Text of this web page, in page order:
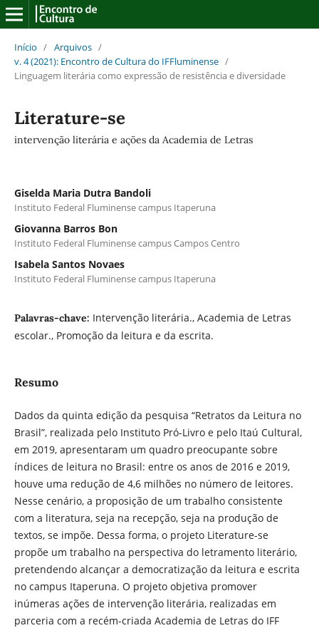
Início / Arquivos /
v. 4 (2021): Encontro de Cultura do IFFluminense /
Linguagem literária como expressão de resistência e diversidade
Literature-se
intervenção literária e ações da Academia de Letras
Giselda Maria Dutra Bandoli
Instituto Federal Fluminense campus Itaperuna
Giovanna Barros Bon
Instituto Federal Fluminense campus Campos Centro
Isabela Santos Novaes
Instituto Federal Fluminense campus Itaperuna
Palavras-chave: Intervenção literária., Academia de Letras
escolar., Promoção da leitura e da escrita.
Resumo
Dados da quinta edição da pesquisa “Retratos da Leitura no
Brasil”, realizada pelo Instituto Pró-Livro e pelo Itaú Cultural,
em 2019, apresentaram um quadro preocupante sobre
índices de leitura no Brasil: entre os anos de 2016 e 2019,
houve uma redução de 4,6 milhões no número de leitores.
Nesse cenário, a proposição de um trabalho consistente
com a literatura, seja na recepção, seja na produção de
textos, se impõe. Dessa forma, o projeto Literature-se
propõe um trabalho na perspectiva do letramento literário,
pretendendo alcançar a democratização da leitura e escrita
no campus Itaperuna. O projeto objetiva promover
inúmeras ações de intervenção literária, realizadas em
parceria com a recém-criada Academia de Letras do IFF